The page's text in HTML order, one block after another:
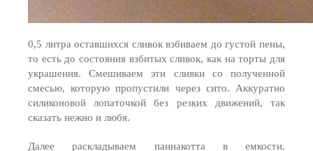
0,5 литра оставшихся сливок взбиваем до густой пены,
то есть до состояния взбитых сливок, как на торты для
украшения. Смешиваем эти сливки со полученной
смесью, которую пропустили через сито. Аккуратно
силиконовой лопаточкой без резких движений, так
сказать нежно и любя.
Далее раскладываем паннакотта в емкости.